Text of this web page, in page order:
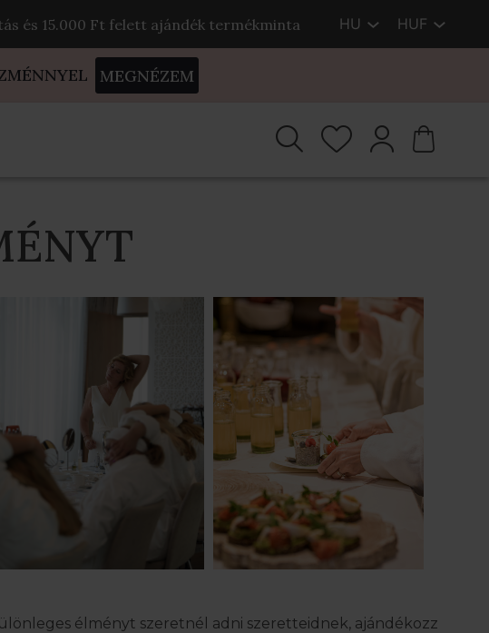
és 15.000 Ft felett ajándék termékminta HU HUF
MEGNÉZEM
élményt szeretnél adni szeretteidnek, ajándékozz